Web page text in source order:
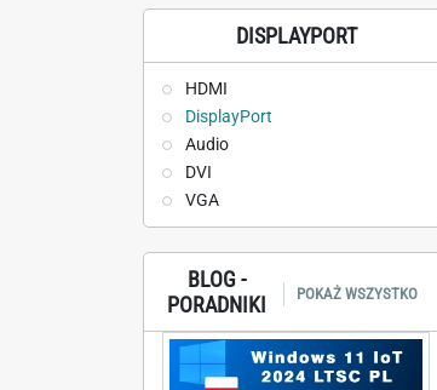
DISPLAYPORT
HDMI
DisplayPort
Audio
DVI
VGA
BLOG -
PORADNIKI
POKAŻ WSZYSTKO